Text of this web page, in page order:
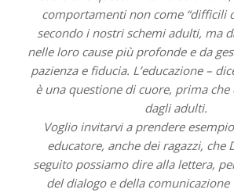
comportamenti non come “difficili
secondo i nostri schemi adulti, ma
nelle loro cause più profonde e da
pazienza e fiducia. L’educazione –
è una questione di cuore, prima che
dagli adulti.
Voglio invitarvi a prendere
educatore, anche dei ragazzi, che
seguito possiamo dire alla lettera,
del dialogo e della comunicazione